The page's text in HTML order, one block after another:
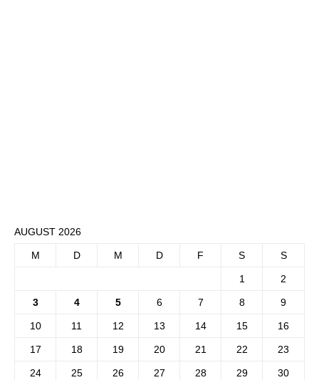
AUGUST 2026
M D M D F S S
1 2
3 4 5 6 7 8 9
10 11 12 13 14 15 16
17 18 19 20 21 22 23
24 25 26 27 28 29 30